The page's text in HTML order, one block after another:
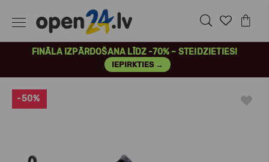
FINĀLA IZPĀRDOŠANA LĪDZ -70% – STEIDZIETIES!
IEPIRKTIES →
-50%